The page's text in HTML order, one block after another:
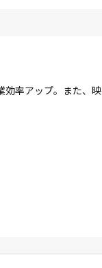
効率アップ。また、映